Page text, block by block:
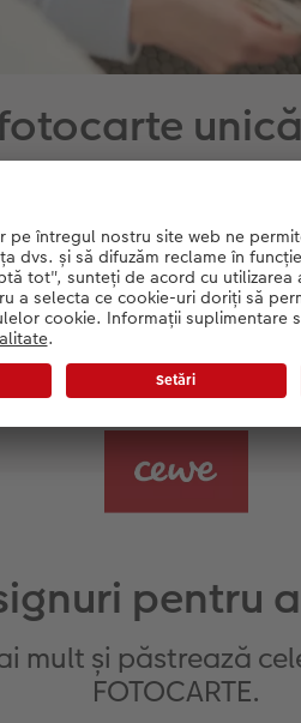
video care poate fi
pentru amintiri și multe alte
Află mai multe
pentru
mult și păstrează
FOTOCARTE.